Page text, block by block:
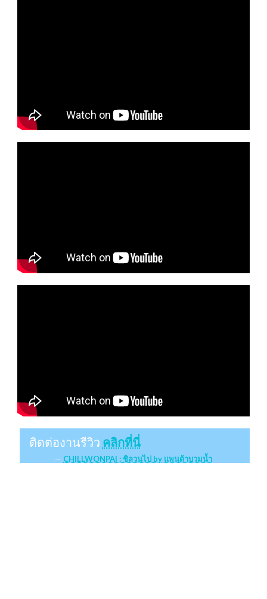
ติดต่องานรีวิว คลิกที่นี่
CHILLWONPAI : ชิลวนไป by แพนด้าบวมน้ำ